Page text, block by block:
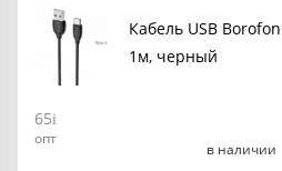
Кабель USB
1м, черный
65
опт
в наличии